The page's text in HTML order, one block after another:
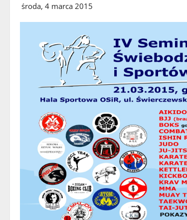
środa, 4 marca 2015